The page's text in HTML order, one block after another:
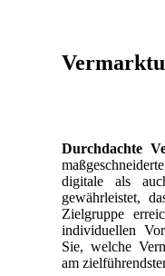
Durchdachte
digitale als
gewährleistet,
Zielgruppe
individuellen
Sie, welche
am